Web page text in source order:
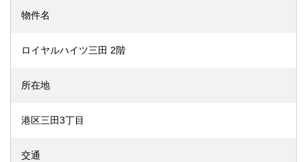
物件名
ロイヤルハイツ三田 2階
所在地
港区三田3丁目
交通